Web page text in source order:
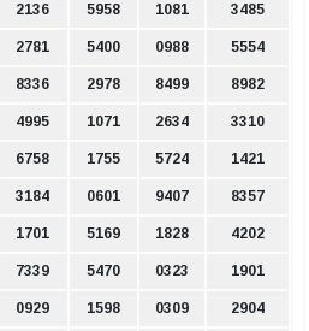
2136 5958 1081 3485
2781 5400 0988 5554
8336 2978 8499 8982
4995 1071 2634 3310
6758 1755 5724 1421
3184 0601 9407 8357
1701 5169 1828 4202
7339 5470 0323 1901
0929 1598 0309 2904